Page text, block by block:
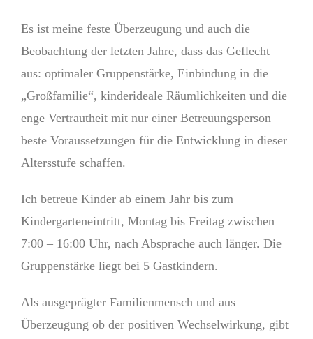
Es ist meine feste Überzeugung und auch die
Beobachtung der letzten Jahre, dass das Geflecht
aus: optimaler Gruppenstärke, Einbindung in die
„Großfamilie“, kinderideale Räumlichkeiten und die
enge Vertrautheit mit nur einer Betreuungsperson
beste Voraussetzungen für die Entwicklung in dieser
Altersstufe schaffen.
Ich betreue Kinder ab einem Jahr bis zum
Kindergarteneintritt, Montag bis Freitag zwischen
7:00 – 16:00 Uhr, nach Absprache auch länger. Die
Gruppenstärke liegt bei 5 Gastkindern.
Als ausgeprägter Familienmensch und aus
Überzeugung ob der positiven Wechselwirkung, gibt